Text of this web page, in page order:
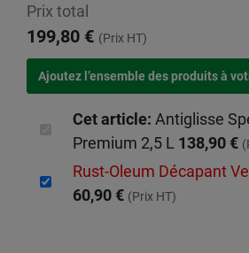
Prix total
199,80 € (Prix HT)
Cet article: Antiglisse
Premium 2,5 L 138,90 €
Rust-Oleum Décapant
60,90 € (Prix HT)